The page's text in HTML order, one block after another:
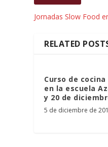
Jornadas Slow Food
RELATED
Curso de
en la escuela
y 20 de
5 de diciembre de